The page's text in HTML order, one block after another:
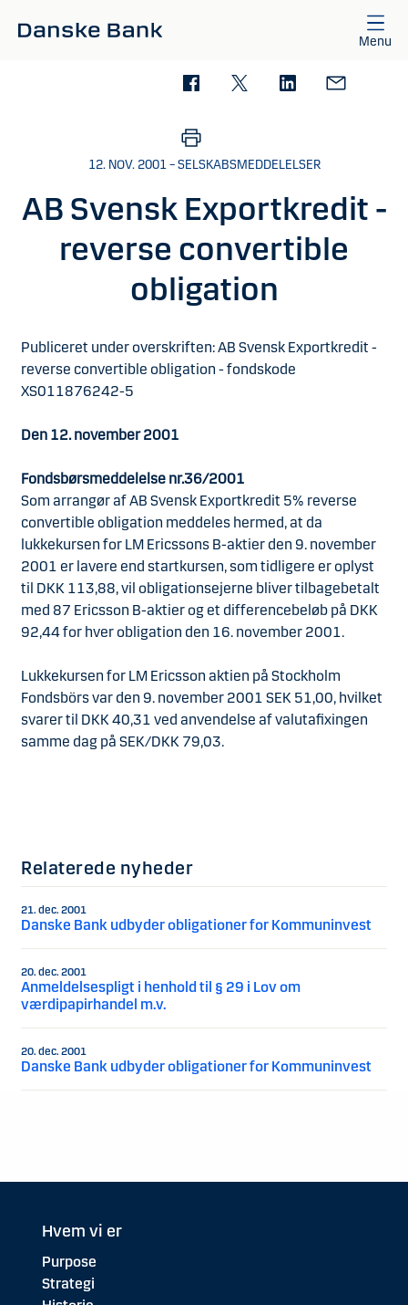
Menu
12. NOV. 2001 – SELSKABSMEDDELELSER
AB Svensk Exportkredit -
reverse convertible
obligation
Publiceret under overskriften:AB Svensk Exportkredit -
reverse convertible obligation - fondskode
XS011876242-5
Den 12. november 2001
Fondsbørsmeddelelse nr.36/2001
Som arrangør af AB Svensk Exportkredit 5% reverse
convertible obligation meddeles hermed, at da
lukkekursen for LM Ericssons B-aktier den 9. november
2001 er lavere end startkursen, som tidligere er oplyst
til DKK 113,88, vil obligationsejerne bliver tilbagebetalt
med 87 Ericsson B-aktier og et differencebeløb på DKK
92,44 for hver obligation den 16. november 2001.
Lukkekursen for LM Ericsson aktien på Stockholm
Fondsbörs var den 9. november 2001 SEK 51,00, hvilket
svarer til DKK 40,31 ved anvendelse af valutafixingen
samme dag på SEK/DKK 79,03. ​
Relaterede nyheder
21. dec. 2001
Danske Bank udbyder obligationer for Kommuninvest
20. dec. 2001
Anmeldelsespligt i henhold til § 29 i Lov om
værdipapirhandel m.v.
20. dec. 2001
Danske Bank udbyder obligationer for Kommuninvest
Hvem vi er
Purpose
Strategi